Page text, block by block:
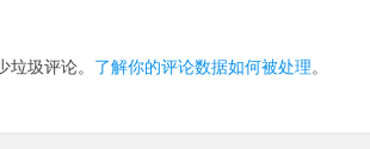
圾评论。 了解你的评论数据如何被处理。